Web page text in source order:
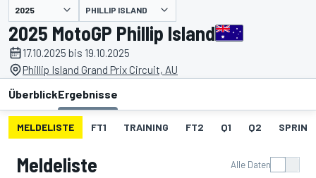
PHILLIP ISLAND
2025 MotoGP Phillip Island
17.10.2025 bis 19.10.2025
Phillip Island Grand Prix Circuit, AU
ÜberblickErgebnisse
MELDELISTE FT1 TRAINING FT2 Q1 Q2 SPRINT
Meldeliste Alle Daten